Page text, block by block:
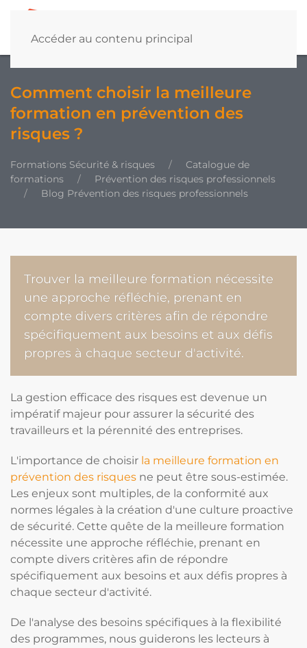
Accéder au contenu principal
Comment choisir la meilleure
formation en prévention des
risques ?
Formations Sécurité & risques
Catalogue de
formations
Prévention des risques professionnels
Blog Prévention des risques professionnels
Trouver la meilleure formation nécessite
une approche réfléchie, prenant en
compte divers critères afin de répondre
spécifiquement aux besoins et aux défis
propres à chaque secteur d'activité.
La gestion efficace des risques est devenue un
impératif majeur pour assurer la sécurité des
travailleurs et la pérennité des entreprises.
L'importance de choisir la meilleure formation en
prévention des risques ne peut être sous-estimée.
Les enjeux sont multiples, de la conformité aux
normes légales à la création d'une culture proactive
de sécurité. Cette quête de la meilleure formation
nécessite une approche réfléchie, prenant en
compte divers critères afin de répondre
spécifiquement aux besoins et aux défis propres à
chaque secteur d'activité.
De l'analyse des besoins spécifiques à la flexibilité
des programmes, nous guiderons les lecteurs à